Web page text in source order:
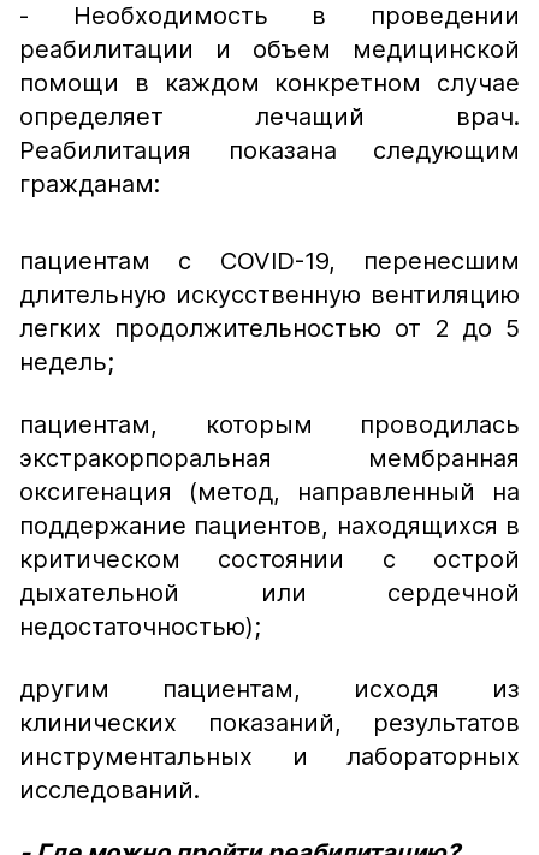
- Необходимость в проведении
реабилитации и объем медицинской
помощи в каждом конкретном случае
определяет лечащий врач.
Реабилитация показана следующим
гражданам:
пациентам с COVID-19, перенесшим
длительную искусственную вентиляцию
легких продолжительностью от 2 до 5
недель;
пациентам, которым проводилась
экстракорпоральная мембранная
оксигенация (метод, направленный на
поддержание пациентов, находящихся в
критическом состоянии с острой
дыхательной или сердечной
недостаточностью);
другим пациентам, исходя из
клинических показаний, результатов
инструментальных и лабораторных
исследований.